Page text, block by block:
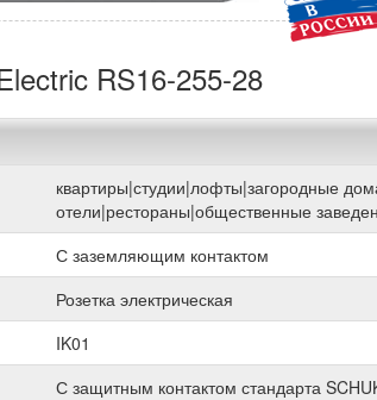
RS16-255-28
квартиры|студии|лофты|загородные
отели|рестораны|общественные
С заземляющим контактом
Розетка электрическая
IK01
С защитным контактом стандарта